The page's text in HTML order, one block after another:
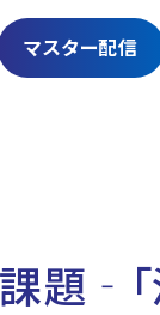
マスター配信
題‐